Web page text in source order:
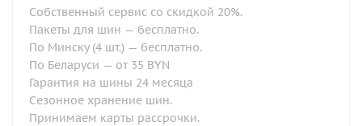
Собственный сервис со скидкой 20%.
Пакеты для шин — бесплатно.
По Минску (4 шт.) — бесплатно.
По Беларуси — от 35 BYN
Гарантия на шины 24 месяца
Сезонное хранение шин.
Принимаем карты рассрочки.